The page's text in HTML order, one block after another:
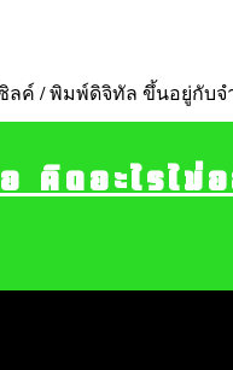
ลค์ / พิมพ์ดิจิทัล ขึ้นอยู่กับจ
คิดอะไรไ